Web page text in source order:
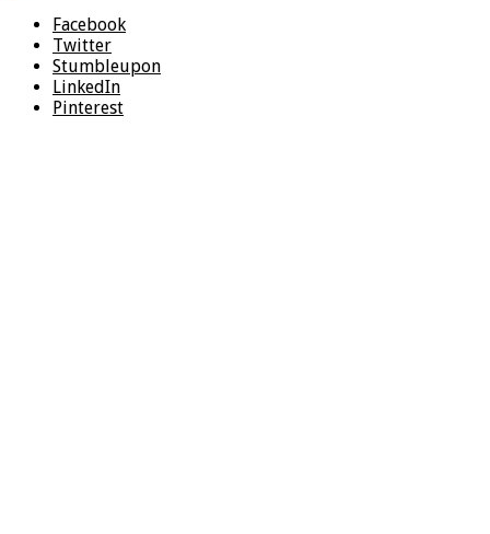
Facebook
Twitter
Stumbleupon
LinkedIn
Pinterest